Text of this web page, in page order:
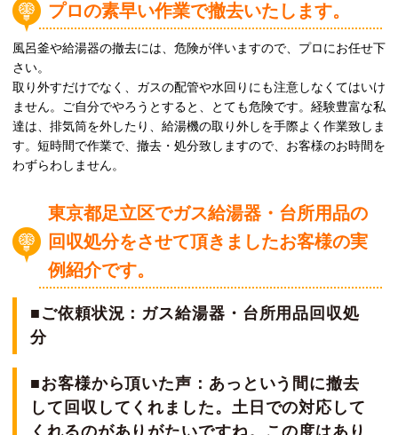
プロの素早い作業で撤去いたします。
風呂釜や給湯器の撤去には、危険が伴いますので、プロにお任せ下
さい。
取り外すだけでなく、ガスの配管や水回りにも注意しなくてはいけ
ません。ご自分でやろうとすると、とても危険です。経験豊富な私
達は、排気筒を外したり、給湯機の取り外しを手際よく作業致しま
す。短時間で作業で、撤去・処分致しますので、お客様のお時間を
わずらわしません。
東京都足立区でガス給湯器・台所用品の
回収処分をさせて頂きましたお客様の実
例紹介です。
■ご依頼状況：ガス給湯器・台所用品回収処
分
■お客様から頂いた声：あっという間に撤去
して回収してくれました。土日での対応して